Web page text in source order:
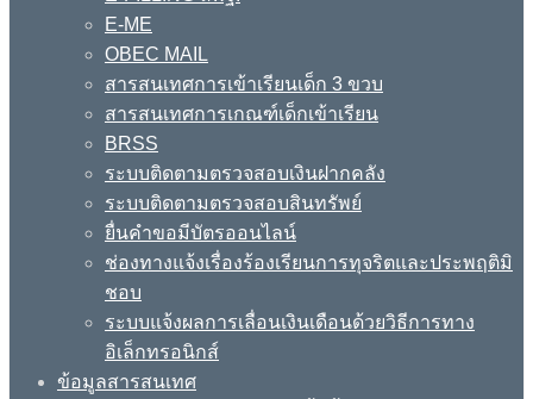
E-ME
OBEC MAIL
สารสนเทศการเข้าเรียนเด็ก 3 ขวบ
สารสนเทศการเกณฑ์เด็กเข้าเรียน
BRSS
ระบบติดตามตรวจสอบเงินฝากคลัง
ระบบติดตามตรวจสอบสินทรัพย์
ยื่นคำขอมีบัตรออนไลน์
ช่องทางแจ้งเรื่องร้องเรียนการทุจริตและประพฤติมิ
ชอบ
ระบบแจ้งผลการเลื่อนเงินเดือนด้วยวิธีการทาง
อิเล็กทรอนิกส์
ข้อมูลสารสนเทศ